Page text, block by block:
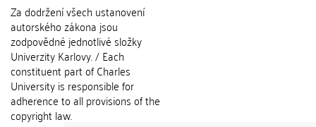
Za dodržení všech ustanovení
autorského zákona jsou
zodpovědné jednotlivé složky
Univerzity Karlovy. / Each
constituent part of Charles
University is responsible for
adherence to all provisions of the
copyright law.